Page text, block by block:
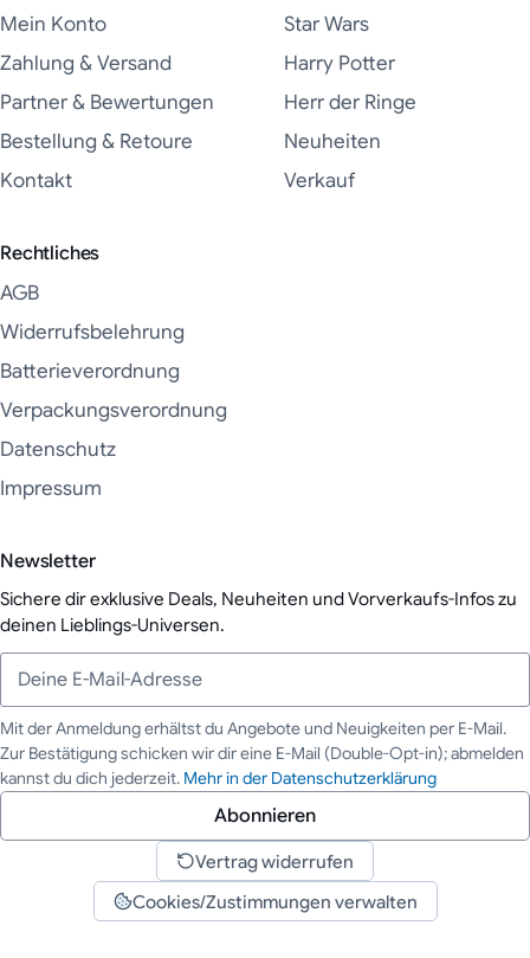
Mein Konto
Zahlung & Versand
Partner & Bewertungen
Bestellung & Retoure
Kontakt
Star Wars
Harry Potter
Herr der Ringe
Neuheiten
Verkauf
Rechtliches
AGB
Widerrufsbelehrung
Batterieverordnung
Verpackungsverordnung
Datenschutz
Impressum
Newsletter
Sichere dir exklusive Deals, Neuheiten und Vorverkaufs-Infos zu
deinen Lieblings-Universen.
Deine E-Mail-Adresse
Mit der Anmeldung erhältst du Angebote und Neuigkeiten per E-Mail.
Zur Bestätigung schicken wir dir eine E-Mail (Double-Opt-in); abmelden
kannst du dich jederzeit. Mehr in der Datenschutzerklärung
Abonnieren
Vertrag widerrufen
Cookies/Zustimmungen verwalten